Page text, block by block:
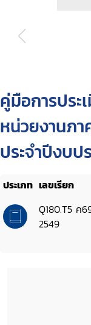
คู่มือการประ
หน่วยงานภ
ประจำปีงบ
คณะรัฐมนตรี
ประเภท เลขเรียก
Q180.T5 ค
2549